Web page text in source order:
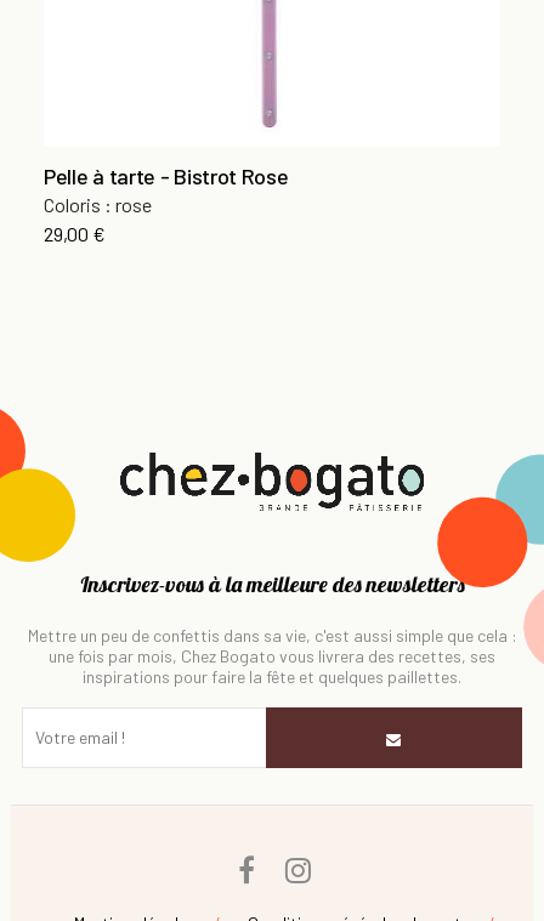
Pelle à tarte - Bistrot Rose
Coloris : rose
29,00 €
Inscrivez-vous à la meilleure des newsletters
Mettre un peu de confettis dans sa vie, c'est aussi simple que cela :
une fois par mois, Chez Bogato vous livrera des recettes, ses
inspirations pour faire la fête et quelques paillettes.
Facebook